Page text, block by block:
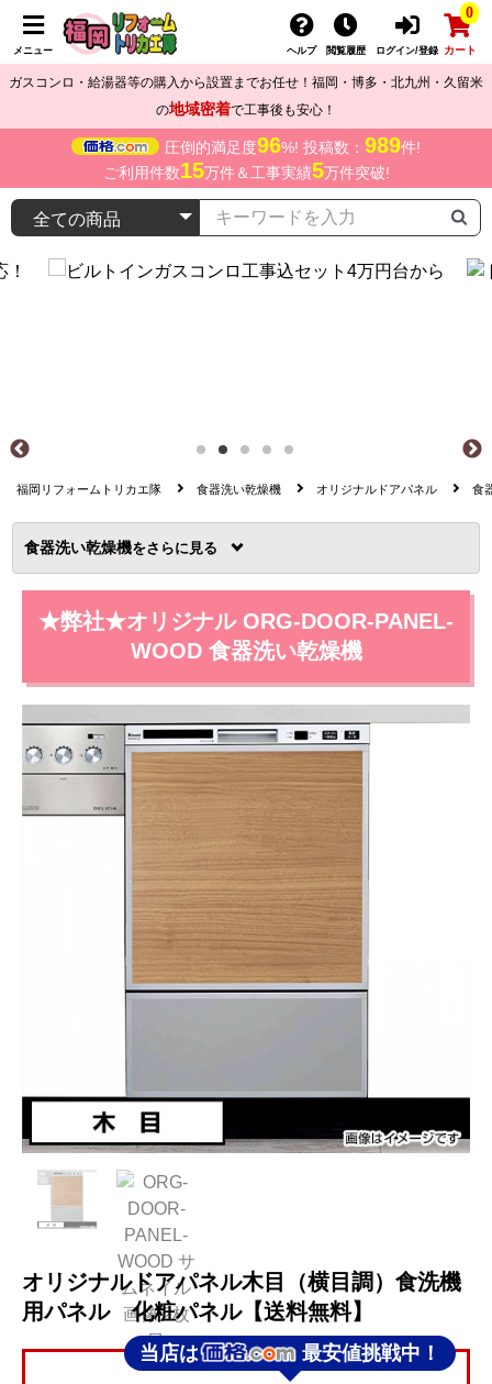
メニュー ヘルプ 閲覧履歴 ログイン/登録
0
カート
ガスコンロ・給湯器等の購入から設置までお任せ！福岡・博多・北九州・久留米
の地域密着で工事後も安心！
圧倒的満足度96%! 投稿数： 989件!
ご利用件数15万件＆工事実績5万件突破!
福岡リフォームトリカエ隊 食器洗い乾燥機 オリジナルドアパネル 食
食器洗い乾燥機を
★弊社★オリジナル ORG-DOOR-PANEL-
WOOD 食器洗い乾燥機
オリジナルドアパネル木目（横目調）食洗機
用パネル 化粧パネル【送料無料】
当店は 最安値挑戦中！